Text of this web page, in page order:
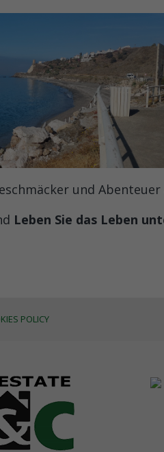
und
Leben Sie das Leben
POLICY